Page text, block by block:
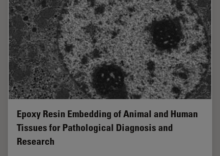
Epoxy Resin Embedding of Animal and Human
Tissues for Pathological Diagnosis and
Research